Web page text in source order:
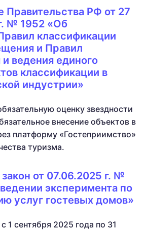
Правительства РФ от 27
№ 1952 «Об
классификации
и Правил
ведения единого
классификации в
индустрии»
оценку звездности
внесение объектов в
платформу «Гостеприимство»
туризма.
от 07.06.2025 г. №
эксперимента по
услуг гостевых домов»
1 сентября 2025 года по 31